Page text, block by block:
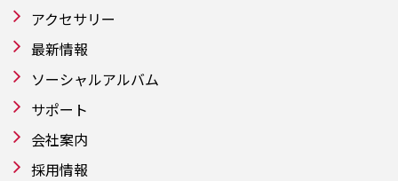
アクセサリー
最新情報
ソーシャルアルバム
サポート
会社案内
採用情報